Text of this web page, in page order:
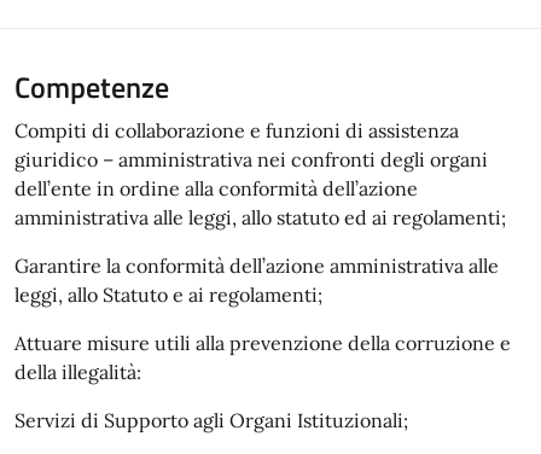
Competenze
Compiti di collaborazione e funzioni di assistenza
giuridico – amministrativa nei confronti degli organi
dell’ente in ordine alla conformità dell’azione
amministrativa alle leggi, allo statuto ed ai regolamenti;
Garantire la conformità dell’azione amministrativa alle
leggi, allo Statuto e ai regolamenti;
Attuare misure utili alla prevenzione della corruzione e
della illegalità:
Servizi di Supporto agli Organi Istituzionali;